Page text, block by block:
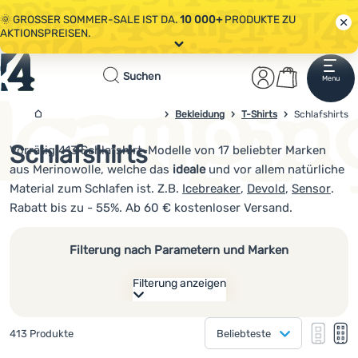
🌞 GROSSER SOMMER-SALE IST DA.10 000+PRODUKTE ZU
AKTIONSPREISEN.
🤫 - 10 % AUF AUSGEWÄHLTE CAMPING- & WANDERAUSRÜSTUNG.
CODE OUT10
AKTIONSPREISEN.
Alle Aktionen
Suchen
Anmelden
Warenkorb
Menu
Startseite
Bekleidung
Schuhe
Rucksäcke
Schlafsäcke
4campingshop.de
Bekleidung T-Shirts Schlafshirts
Schlafshirts
Vorrätig 413 Schlafshirt-Modelle von 17 beliebter Marken
aus Merinowolle, welche das idealeund vor allem natürliche
Material zum Schlafen ist. Z.B. Icebreaker, Devold, Sensor.
Rabatt bis zu - 55%. Ab 60 € kostenloser Versand.
Beliebteste
Gefundene Produkte
413 Produkte
Filterung nach Parametern und Marken
Filterung anzeigen